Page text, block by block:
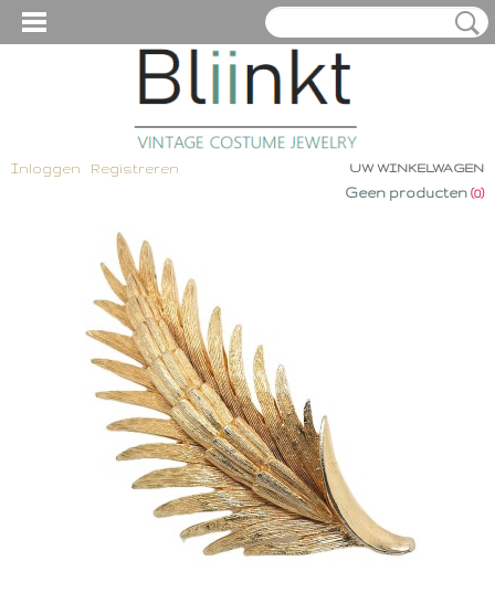
Inloggen Registreren UW WINKELWAGEN
Geen producten (0)